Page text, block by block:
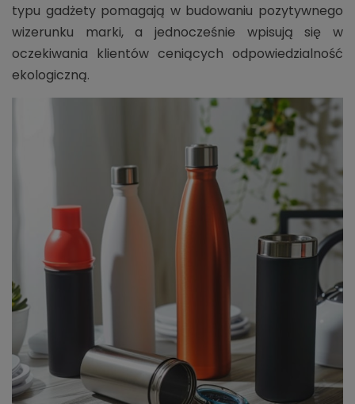
typu gadżety pomagają w budowaniu pozytywnego
wizerunku marki, a jednocześnie wpisują się w
oczekiwania klientów ceniących odpowiedzialność
ekologiczną.